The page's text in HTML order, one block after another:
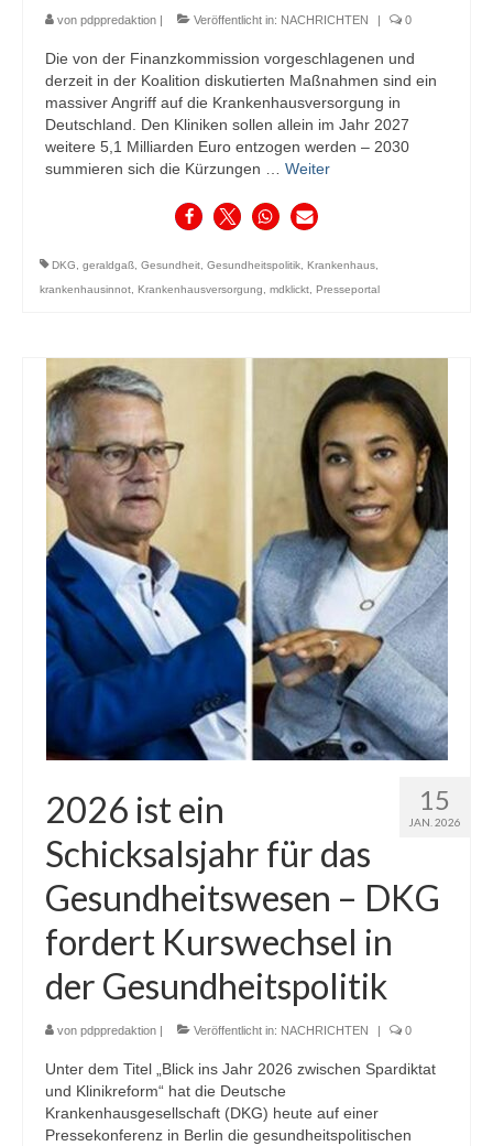
von pdppredaktion Veröffentlicht in: NACHRICHTEN 0
Die von der Finanzkommission vorgeschlagenen und
derzeit in der Koalition diskutierten Maßnahmen sind ein
massiver Angriff auf die Krankenhausversorgung in
Deutschland. Den Kliniken sollen allein im Jahr 2027
weitere 5,1 Milliarden Euro entzogen werden – 2030
summieren sich die Kürzungen … Weiter
DKG, geraldgaß, Gesundheit, Gesundheitspolitik, Krankenhaus,
krankenhausinnot, Krankenhausversorgung, mdklickt, Presseportal
15
JAN. 2026
2026 ist ein
Schicksalsjahr für das
Gesundheitswesen – DKG
fordert Kurswechsel in
der Gesundheitspolitik
von pdppredaktion Veröffentlicht in: NACHRICHTEN 0
Unter dem Titel „Blick ins Jahr 2026 zwischen Spardiktat
und Klinikreform“ hat die Deutsche
Krankenhausgesellschaft (DKG) heute auf einer
Pressekonferenz in Berlin die gesundheitspolitischen